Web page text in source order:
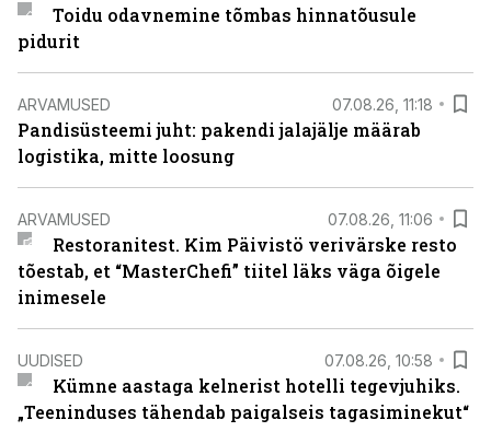
Toidu odavnemine tõmbas hinnatõusule
pidurit
ARVAMUSED 07.08.26, 11:18
Pandisüsteemi juht: pakendi jalajälje määrab
logistika, mitte loosung
ARVAMUSED 07.08.26, 11:06
Restoranitest. Kim Päivistö verivärske resto
tõestab, et “MasterChefi” tiitel läks väga õigele
inimesele
UUDISED 07.08.26, 10:58
Kümne aastaga kelnerist hotelli tegevjuhiks.
„Teeninduses tähendab paigalseis tagasiminekut“